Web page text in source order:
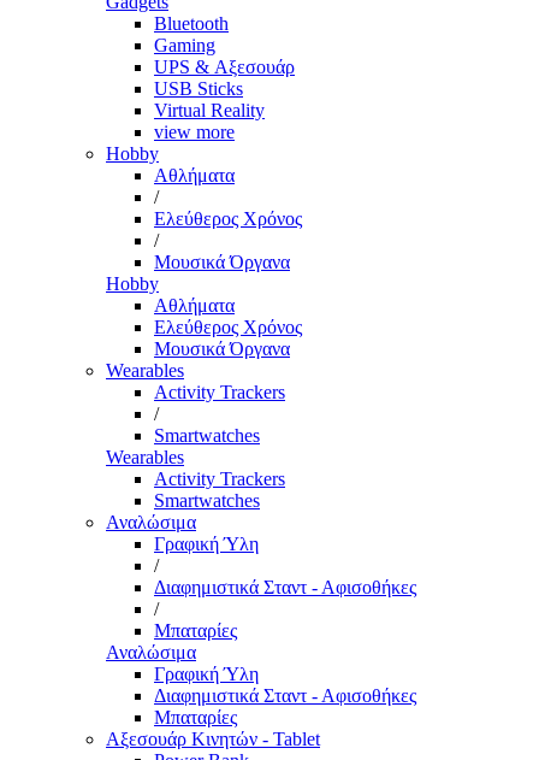
Bluetooth
Gaming
UPS & Αξεσουάρ
USB Sticks
Virtual Reality
view more
Hobby
Αθλήματα
/
Ελεύθερος Χρόνος
/
Μουσικά Όργανα
Hobby
Αθλήματα
Ελεύθερος Χρόνος
Μουσικά Όργανα
Wearables
Activity Trackers
/
Smartwatches
Wearables
Activity Trackers
Smartwatches
Αναλώσιμα
Γραφική Ύλη
/
Διαφημιστικά Σταντ - Αφισοθήκες
/
Μπαταρίες
Αναλώσιμα
Γραφική Ύλη
Διαφημιστικά Σταντ - Αφισοθήκες
Μπαταρίες
Αξεσουάρ Κινητών - Tablet